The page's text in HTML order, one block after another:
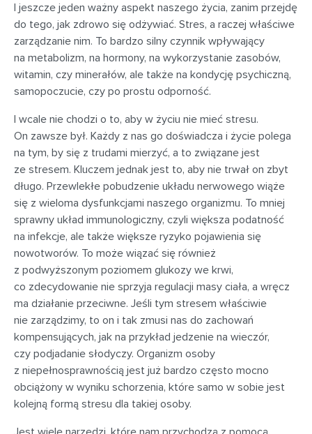
I jeszcze jeden ważny aspekt naszego życia, zanim przejdę
do tego, jak zdrowo się odżywiać. Stres, a raczej właściwe
zarządzanie nim. To bardzo silny czynnik wpływający
na metabolizm, na hormony, na wykorzystanie zasobów,
witamin, czy minerałów, ale także na kondycję psychiczną,
samopoczucie, czy po prostu odporność.
I wcale nie chodzi o to, aby w życiu nie mieć stresu.
On zawsze był. Każdy z nas go doświadcza i życie polega
na tym, by się z trudami mierzyć, a to związane jest
ze stresem. Kluczem jednak jest to, aby nie trwał on zbyt
długo. Przewlekłe pobudzenie układu nerwowego wiąże
się z wieloma dysfunkcjami naszego organizmu. To mniej
sprawny układ immunologiczny, czyli większa podatność
na infekcje, ale także większe ryzyko pojawienia się
nowotworów. To może wiązać się również
z podwyższonym poziomem glukozy we krwi,
co zdecydowanie nie sprzyja regulacji masy ciała, a wręcz
ma działanie przeciwne. Jeśli tym stresem właściwie
nie zarządzimy, to on i tak zmusi nas do zachowań
kompensujących, jak na przykład jedzenie na wieczór,
czy podjadanie słodyczy. Organizm osoby
z niepełnosprawnością jest już bardzo często mocno
obciążony w wyniku schorzenia, które samo w sobie jest
kolejną formą stresu dla takiej osoby.